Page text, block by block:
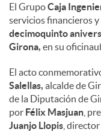
El GrupoCaja
servicios financieros
decimoquinto
Girona, en su
El acto
Salellas, alcalde de
de la Diputación de
por Félix Masjuan ,
Juanjo Llopis ,